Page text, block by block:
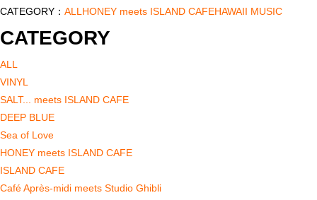
CATEGORY： ALL HONEY meets ISLAND CAFEHAWAII MUSIC
CATEGORY
ALL
VINYL
SALT... meets ISLAND CAFE
DEEP BLUE
Sea of Love
HONEY meets ISLAND CAFE
ISLAND CAFE
Café Après-midi meets Studio Ghibli